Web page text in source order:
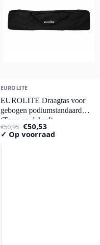
EUROLITE
EUROLITE Draagtas voor
gebogen podiumstandaard
(Truss en deksel)
€50,95 Oorspronkelijke
prijs
€50,53
prijs
✓ Op voorraad